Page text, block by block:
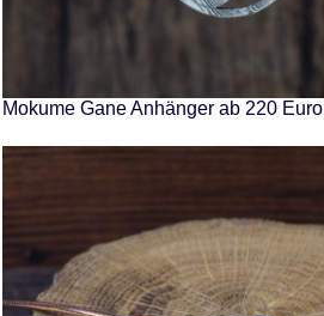
Mokume Gane Anhänger ab 220 Euro